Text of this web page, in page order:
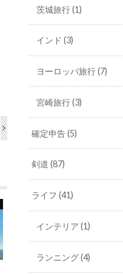
茨城旅行(1)
インド (3)
ヨーロッパ旅行(7)
宮崎旅行(3)
確定申告(5)
剣道(87)
ライフ(41)
インテリア (1)
ランニング(4)